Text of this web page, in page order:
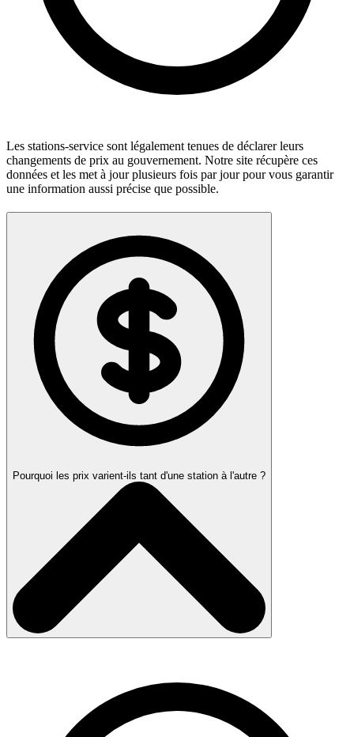
Les stations-service sont légalement tenues de déclarer leurs
changements de prix au gouvernement. Notre site récupère ces
données et les met à jour plusieurs fois par jour pour vous garantir
une information aussi précise que possible.
Pourquoi les prix varient-ils tant d'une station à l'autre ?